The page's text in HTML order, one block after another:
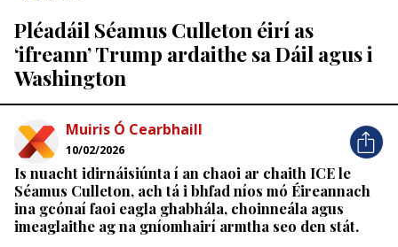
Pléadáil Séamus Culleton éirí as
‘ifreann’ Trump ardaithe sa Dáil agus i
Washington
Muiris Ó Cearbhaill
10/02/2026
Is nuacht idirnáisiúnta í an chaoi ar chaith ICE ​​le
Séamus Culleton, ach tá i bhfad níos mó Éireannach
ina gcónaí faoi eagla ghabhála, choinneála agus
imeaglaithe ag na gníomhairí armtha seo den stát.